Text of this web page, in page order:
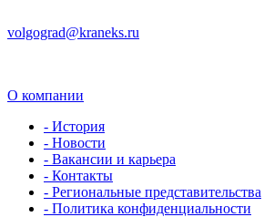
volgograd@kraneks.ru
О компании
- История
- Новости
- Вакансии и карьера
- Контакты
- Региональные представительства
- Политика конфиденциальности